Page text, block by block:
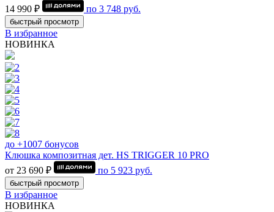
14 990 ₽
по 3 748 руб.
быстрый просмотр
В избранное
НОВИНКА
до +1007 бонусов
Клюшка композитная дет. HS TRIGGER 10 PRO
от 23 690 ₽
по 5 923 руб.
быстрый просмотр
В избранное
НОВИНКА